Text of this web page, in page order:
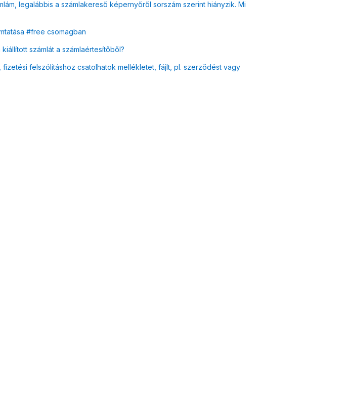
legalábbis a számlakereső képernyőről sorszám szerint hiányzik. Mi
#free csomagban
számlát a számlaértesítőből?
fizetési felszólításhoz csatolhatok mellékletet, fájlt, pl. szerződést vagy